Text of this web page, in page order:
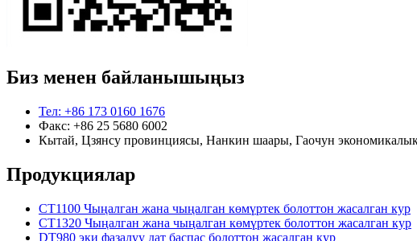
Биз менен байланышыңыз
Тел: +86 173 0160 1676
Факс: +86 25 5680 6002
Кытай, Цзянсу провинциясы, Нанкин шаары, Гаочун
Продукциялар
CT1100 Чыңалган жана чыңалган көмүртек болоттон жасалган кур
CT1320 Чыңалган жана чыңалган көмүртек болоттон жасалган кур
DT980 эки фазалуу дат баспас болоттон жасалган кур